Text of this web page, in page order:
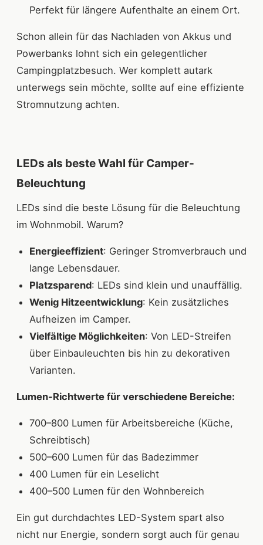
Perfekt für längere Aufenthalte an einem Ort.
Schon allein für das Nachladen von Akkus und
Powerbanks lohnt sich ein gelegentlicher
Campingplatzbesuch. Wer komplett autark
unterwegs sein möchte, sollte auf eine effiziente
Stromnutzung achten.
LEDs als beste Wahl für Camper-
Beleuchtung
LEDs sind die beste Lösung für die Beleuchtung
im Wohnmobil. Warum?
Energieeffizient: Geringer Stromverbrauch und
lange Lebensdauer.
Platzsparend: LEDs sind klein und unauffällig.
Wenig Hitzeentwicklung: Kein zusätzliches
Aufheizen im Camper.
Vielfältige Möglichkeiten: Von LED-Streifen
über Einbauleuchten bis hin zu dekorativen
Varianten.
Lumen-Richtwerte für verschiedene Bereiche:
700–800 Lumen für Arbeitsbereiche (Küche,
Schreibtisch)
500–600 Lumen für das Badezimmer
400 Lumen für ein Leselicht
400–500 Lumen für den Wohnbereich
Ein gut durchdachtes LED-System spart also
nicht nur Energie, sondern sorgt auch für genau